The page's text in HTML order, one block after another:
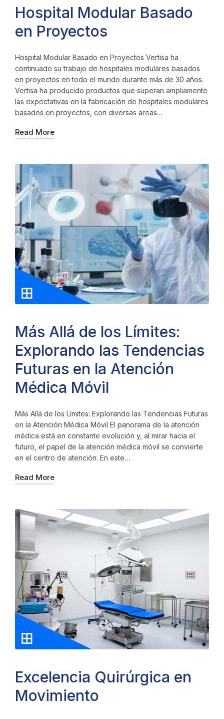
Hospital Modular Basado
en Proyectos
Hospital Modular Basado en Proyectos Vertisa ha
continuado su trabajo de hospitales modulares basados
en proyectos en todo el mundo durante más de 30 años.
Vertisa ha producido productos que superan ampliamente
las expectativas en la fabricación de hospitales modulares
basados en proyectos, con diversas áreas…
Read More
Más Allá de los Límites:
Explorando las Tendencias
Futuras en la Atención
Médica Móvil
Más Allá de los Límites: Explorando las Tendencias Futuras
en la Atención Médica Móvil El panorama de la atención
médica está en constante evolución y, al mirar hacia el
futuro, el papel de la atención médica móvil se convierte
en el centro de atención. En este…
Read More
Excelencia Quirúrgica en
Movimiento